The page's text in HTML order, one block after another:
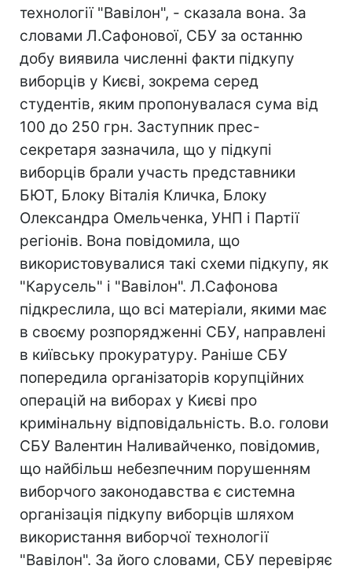
технології "Вавілон", - сказала вона. За
словами Л.Сафонової, СБУ за останню
добу виявила численні факти підкупу
виборців у Києві, зокрема серед
студентів, яким пропонувалася сума від
100 до 250 грн. Заступник прес-
секретаря зазначила, що у підкупі
виборців брали участь представники
БЮТ, Блоку Віталія Кличка, Блоку
Олександра Омельченка, УНП і Партії
регіонів. Вона повідомила, що
використовувалися такі схеми підкупу, як
"Карусель" і "Вавілон". Л.Сафонова
підкреслила, що всі матеріали, якими має
в своєму розпорядженні СБУ, направлені
в київську прокуратуру. Раніше СБУ
попередила організаторів корупційних
операцій на виборах у Києві про
кримінальну відповідальність. В.о. голови
СБУ Валентин Наливайченко, повідомив,
що найбільш небезпечним порушенням
виборчого законодавства є системна
організація підкупу виборців шляхом
використання виборчої технології
"Вавілон". За його словами, СБУ перевіряє